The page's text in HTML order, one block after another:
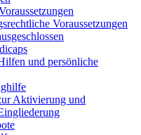
Voraussetzungen
und persönliche
Aktivierung und